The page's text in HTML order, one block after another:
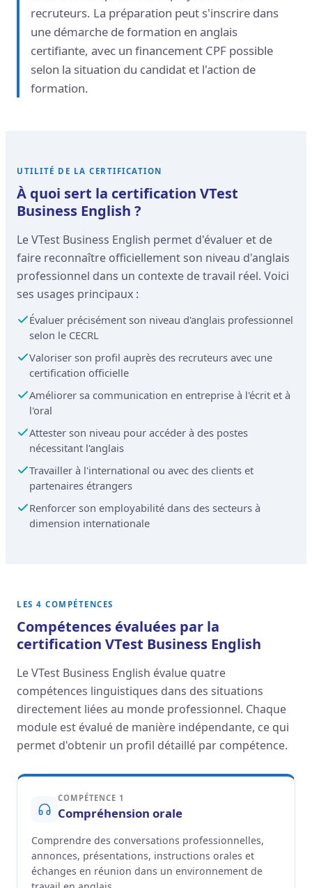
recruteurs. La préparation peut s'inscrire dans
une démarche de formation en anglais
certifiante, avec un financement CPF possible
selon la situation du candidat et l'action de
formation.
UTILITÉ DE LA CERTIFICATION
À quoi sert la certification VTest
Business English ?
Le VTest Business English permet d'évaluer et de
faire reconnaître officiellement son niveau d'anglais
professionnel dans un contexte de travail réel. Voici
ses usages principaux :
Évaluer précisément son niveau d'anglais professionnel
selon le CECRL
Valoriser son profil auprès des recruteurs avec une
certification officielle
Améliorer sa communication en entreprise à l'écrit et à
l'oral
Attester son niveau pour accéder à des postes
nécessitant l'anglais
Travailler à l'international ou avec des clients et
partenaires étrangers
Renforcer son employabilité dans des secteurs à
dimension internationale
LES 4 COMPÉTENCES
Compétences évaluées par la
certification VTest Business English
Le VTest Business English évalue quatre
compétences linguistiques dans des situations
directement liées au monde professionnel. Chaque
module est évalué de manière indépendante, ce qui
permet d'obtenir un profil détaillé par compétence.
COMPÉTENCE 1
Compréhension orale
Comprendre des conversations professionnelles,
annonces, présentations, instructions orales et
échanges en réunion dans un environnement de